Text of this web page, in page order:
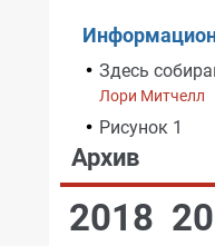
Здесь
Лори Митчелл
Рисунок 1
Архив
2018